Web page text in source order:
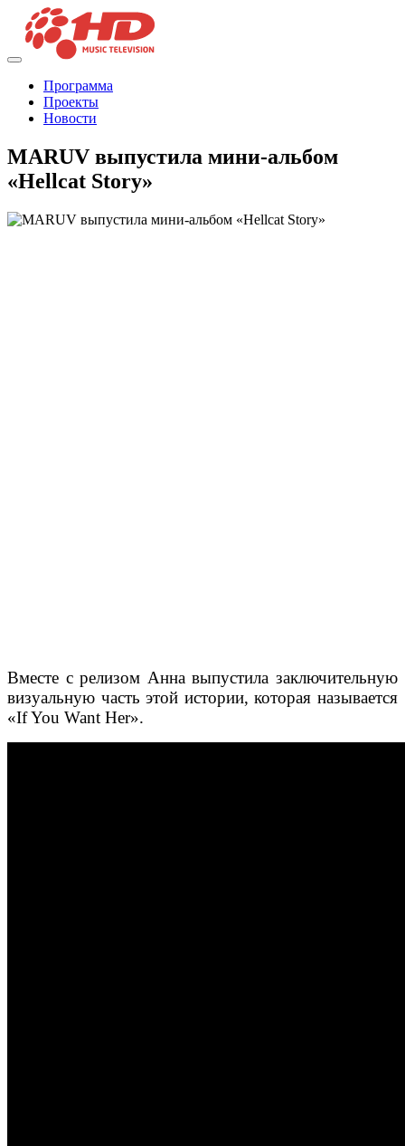
Программа
Проекты
Новости
MARUV выпустила мини-альбом
«Hellcat Story»
Вместе с релизом Анна выпустила заключительную
визуальную часть этой истории, которая называется
«If You Want Her».